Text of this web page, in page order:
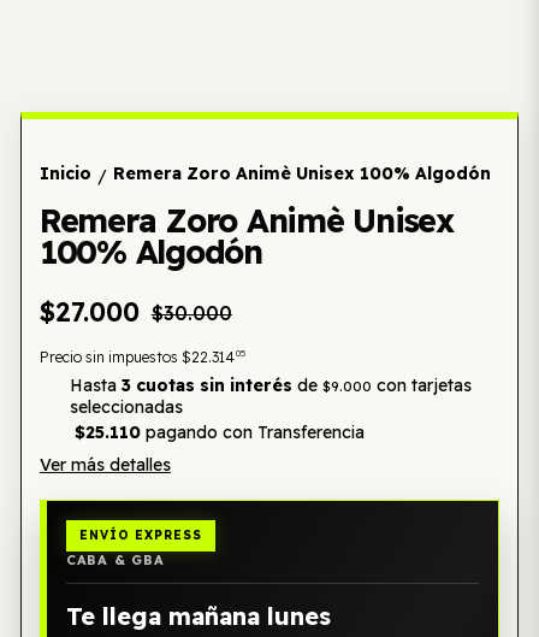
Inicio / Remera Zoro Animè Unisex 100% Algodón
Remera Zoro Animè Unisex
100% Algodón
$27.000 $30.000
Precio sin impuestos $22.31405
Hasta 3 cuotas sin interés de $9.000 con tarjetas
seleccionadas
$25.110pagando con Transferencia
Ver más detalles
ENVÍO EXPRESS
CABA & GBA
Te llega mañana lunes